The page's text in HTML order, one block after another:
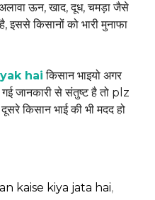
ऊन, खाद, दूध, चमड़ा जैसे
इससे किसानों को भारी मुनाफा
hai किसान भाइयो अगर
गई जानकारी से संतुष्ट है तो plz
किसान भाई की भी मदद हो
kaise kiya jata hai,